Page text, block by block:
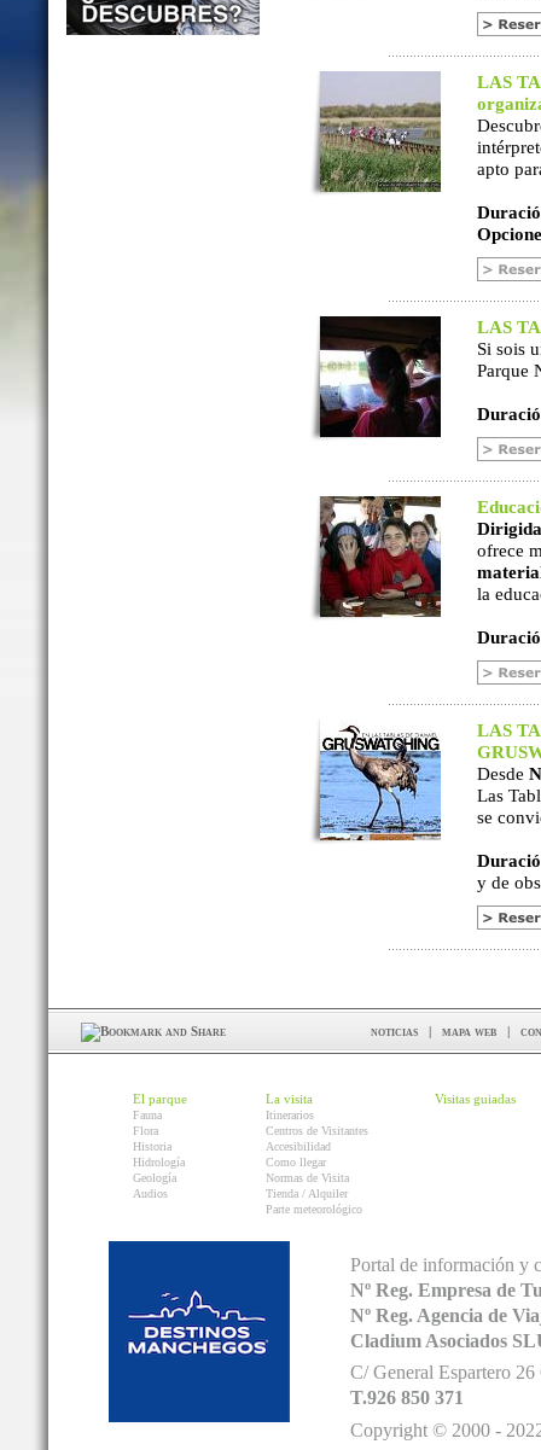
LAS
apto
LAS
Si sois
Parque
ofrece
la
LAS
Desde
Las
se
y de
noticias | mapa web |
El parque
Fauna
Flora
Historia
Hidrología
Geología
Audios
La visita
Itinerarios
Centros de Visitantes
Accesibilidad
Como llegar
Normas de Visita
Tienda / Alquiler
Parte meteorológico
Visitas guiadas
Portal de información y
Nº Reg. Empresa de
Nº Reg. Agencia de
Cladium Asociados
C/ General Espartero
T.926 850 371
Copyright © 2000 -